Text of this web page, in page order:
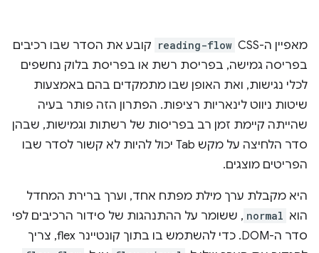
מאפיין ה-CSS‏ reading-flow קובע את הסדר שבו רכיבים
בפריסה גמישה, בפריסת רשת או בפריסת בלוק נחשפים
לכלי נגישות, ואת האופן שבו מתמקדים בהם באמצעות
שיטות ניווט לינאריות רציפות. הפתרון הזה פותר בעיה
שהייתה קיימת זמן רב בפריסות של רשתות וגמישות, שבהן
סדר הלחיצה על מקש Tab יכול להיות לא קשור לסדר שבו
הפריטים מוצגים.
היא מקבלת ערך מילת מפתח אחד, וערך ברירת המחדל
הוא normal , ששומר על ההתנהגות של סידור הרכיבים לפי
סדר ה-DOM. כדי להשתמש בו בתוך קונטיינר flex, צריך